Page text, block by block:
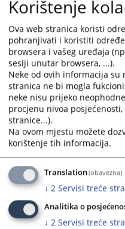
calendar
select
a
date.
Press
the
question
mark
key
to
the
keyboard
shortcuts
for
changing
a
date.
the
key
for
Korištenje
Ova web stranica koristi
pohranjivati i koristiti
browsera i vašeg uređaja
sesiji unutar browsera, ...).
Neke od ovih informacija
stranica ne bi mogla
neke nisu prijeko
procjenu nivoa
stranice...).
Na ovom mjestu možete
korištenje tih informacija.
Translation(obavezna)
↓ 2 Servisi treće
Analitika o
↓ 2 Servisi treće